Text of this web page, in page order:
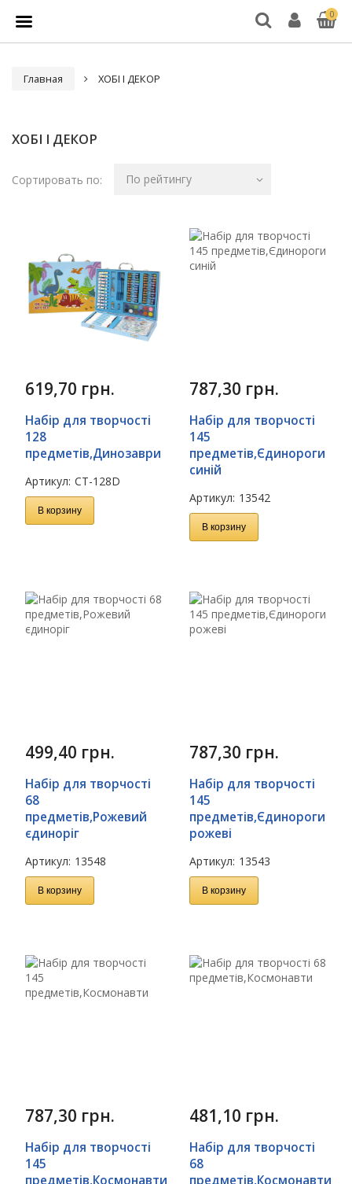
0
Главная ХОБІ І ДЕКОР
ХОБІ І ДЕКОР
Сортировать по: По рейтингу
619,70 грн.
Набір для творчості
128
предметів,Динозаври
Артикул: CT-128D
В корзину
787,30 грн.
Набір для творчості
145
предметів,Єдинороги
синій
Артикул: 13542
В корзину
499,40 грн.
Набір для творчості
68
предметів,Рожевий
єдиноріг
Артикул: 13548
В корзину
787,30 грн.
Набір для творчості
145
предметів,Єдинороги
рожеві
Артикул: 13543
В корзину
787,30 грн.
Набір для творчості
145
предметів,Космонавти
481,10 грн.
Набір для творчості
68
предметів,Космонавти